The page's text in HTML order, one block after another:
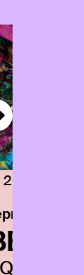
nov